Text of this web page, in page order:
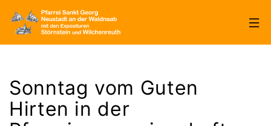
Zum
Inhalt
Georg
Neustadt/WN
Sonntag vom Guten
Hirten in der